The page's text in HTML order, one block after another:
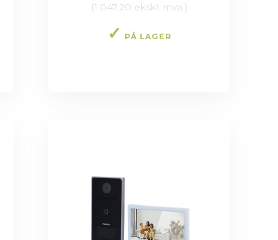
(1.047,20 ekskl. mva. )
PÅ LAGER